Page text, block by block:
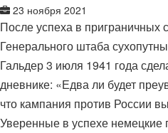
23 ноября 2021
После успеха в приграничных
Генерального штаба
Гальдер 3 июля 1941 года
дневнике: «Едва ли будет
что кампания против России
Уверенные в успехе немецкие